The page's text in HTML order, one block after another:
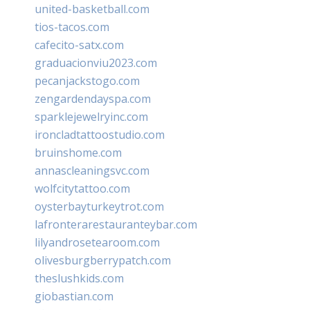
united-basketball.com
tios-tacos.com
cafecito-satx.com
graduacionviu2023.com
pecanjackstogo.com
zengardendayspa.com
sparklejewelryinc.com
ironcladtattoostudio.com
bruinshome.com
annascleaningsvc.com
wolfcitytattoo.com
oysterbayturkeytrot.com
lafronterarestauranteybar.com
lilyandrosetearoom.com
olivesburgberrypatch.com
theslushkids.com
giobastian.com